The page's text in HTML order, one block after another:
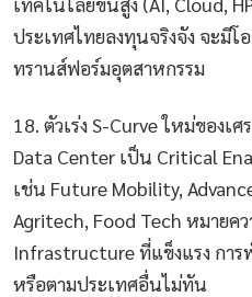
ประเทศไทยลงทุนจริงจัง จะมีโ
ทรานส์ฟอร์มอุตสาหกรรม
18. ตัวเร่ง S-Curve ใหม่ของเ
Data Center เป็น Critical
เช่น Future Mobility,
Agritech, Food Tech หมายค
Infrastructure ที่แข็งแรง กา
หรือตามประเทศอื่นไม่ทัน